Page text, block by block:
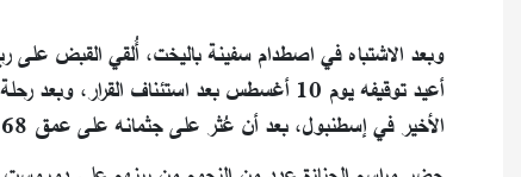
الأخير في إسطنبول، بعد أن عُثر على جثمانه على عمق 68 متراً في البحر.